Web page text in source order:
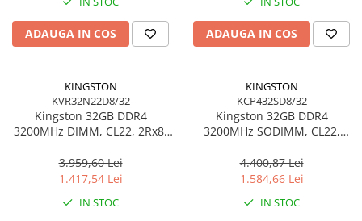
ADAUGA IN COS ADAUGA IN COS
KINGSTON
KVR32N22D8/32
Kingston 32GB DDR4
3200MHz DIMM, CL22, 2Rx8,
3.959,60 Lei
1.417,54 Lei
IN STOC
KINGSTON
KCP432SD8/32
Kingston 32GB DDR4
3200MHz SODIMM, CL22,
KCP432SD8/32
4.400,87 Lei
1.584,66 Lei
IN STOC